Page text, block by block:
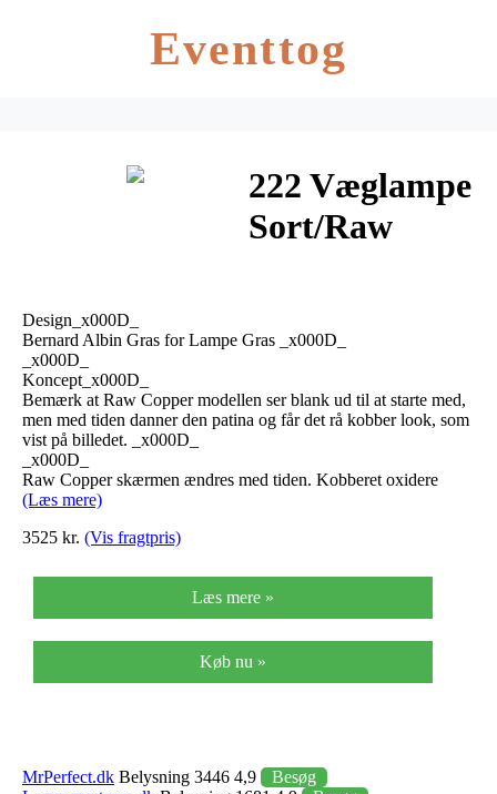
Eventtog
222 Væglampe
Sort/Raw
Design_x000D_
Bernard Albin Gras for Lampe Gras _x000D_
_x000D_
Koncept_x000D_
Bemærk at Raw Copper modellen ser blank ud til at starte med,
men med tiden danner den patina og får det rå kobber look, som
vist på billedet. _x000D_
_x000D_
Raw Copper skærmen ændres med tiden. Kobberet oxidere
(Læs mere)
3525 kr. (Vis fragtpris)
Læs mere »
Køb nu »
MrPerfect.dk Belysning 3446 4,9
Besøg